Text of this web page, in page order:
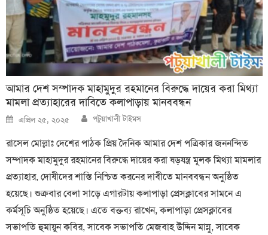
আমার দেশ সম্পাদক মাহামুদুর রহমানের বিরুদ্ধে দায়ের করা মিথ্যা
মামলা প্রত্যাহারের দাবিতে কলাপাড়ায় মানববন্ধন
Posted
on
এপ্রিল ২৫, ২০২৫ Author
পটুয়াখালী টাইমস
রাসেল মোল্লাঃ দেশের পাঠক প্রিয় দৈনিক আমার দেশ পত্রিকার জননন্দিত
সম্পাদক মাহামুদুর রহমানের বিরুদ্ধে দায়ের করা ষড়যন্ত্র মূলক মিথ্যা মামলার
প্রত্যাহার, দোষীদের শাস্তি নিশ্চিত করনের দাবীতে মানববন্ধন অনুষ্ঠিত
হয়েছে। শুক্রবার বেলা সাড়ে এগারটায় কলাপাড়া প্রেসক্লাবের সামনে এ
কর্মসূচি অনুষ্ঠিত হয়েছে। এতে বক্তব্য রাখেন, কলাপাড়া প্রেসক্লাবের
সভাপতি হুমায়ুন কবির, সাবেক সভাপতি মেজবাহ উদ্দিন মান্নু, সাবেক